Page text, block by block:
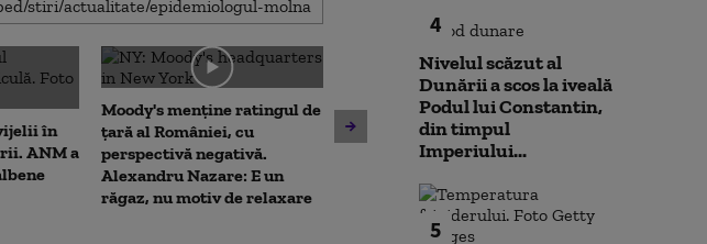
în
ANM a
Moody's menține ratingul de
țară al României, cu
perspectivă negativă.
Alexandru Nazare: E un
răgaz, nu motiv de relaxare
De ce nu ajută ploile de vară
la diminuarea secetei.
neuniform și nu acolo unde
este nevoie mai mare
de durată
4
Nivelul scăzut al
Dunării a scos la iveală
Podul lui Constantin,
din timpul
Imperiului...
5